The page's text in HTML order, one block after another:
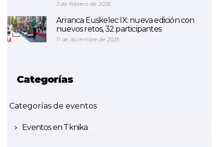
3 de febrero de 2026
Arranca Euskelec IX: nueva edición con
nuevos retos, 32 participantes
11 de diciembre de 2025
Categorías
Categorías de eventos
Eventos en Tknika